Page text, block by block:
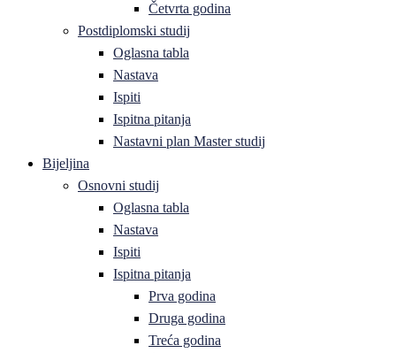
Četvrta godina
Postdiplomski studij
Oglasna tabla
Nastava
Ispiti
Ispitna pitanja
Nastavni plan Master studij
Bijeljina
Osnovni studij
Oglasna tabla
Nastava
Ispiti
Ispitna pitanja
Prva godina
Druga godina
Treća godina